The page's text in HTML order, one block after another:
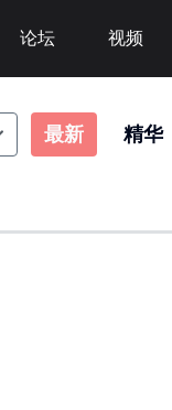
论坛 视频
最新 精华